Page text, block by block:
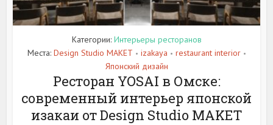
Категории: Интерьеры ресторанов
Места: Design Studio MAKET • izakaya • restaurant interior •
Японский дизайн
Ресторан YOSAI в Омске:
современный интерьер японской
изакаи от Design Studio MAKET